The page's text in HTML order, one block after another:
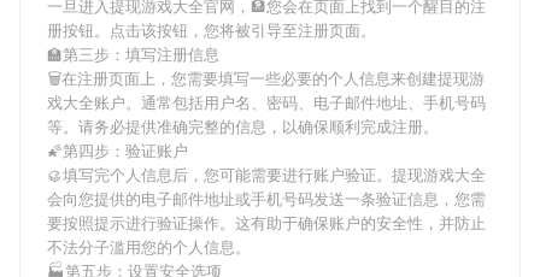
一旦进入提现游戏大全官网，🏦您会在页面上找到一个醒目的注
册按钮。点击该按钮，您将被引导至注册页面。
🏫第三步：填写注册信息
🗑在注册页面上，您需要填写一些必要的个人信息来创建提现游
戏大全账户。通常包括用户名、密码、电子邮件地址、手机号码
等。请务必提供准确完整的信息，以确保顺利完成注册。
🌠第四步：验证账户
🥮填写完个人信息后，您可能需要进行账户验证。 提现游戏大全
会向您提供的电子邮件地址或手机号码发送一条验证信息，您需
要按照提示进行验证操作。这有助于确保账户的安全性，并防止
不法分子滥用您的个人信息。
🏭第五步：设置安全选项